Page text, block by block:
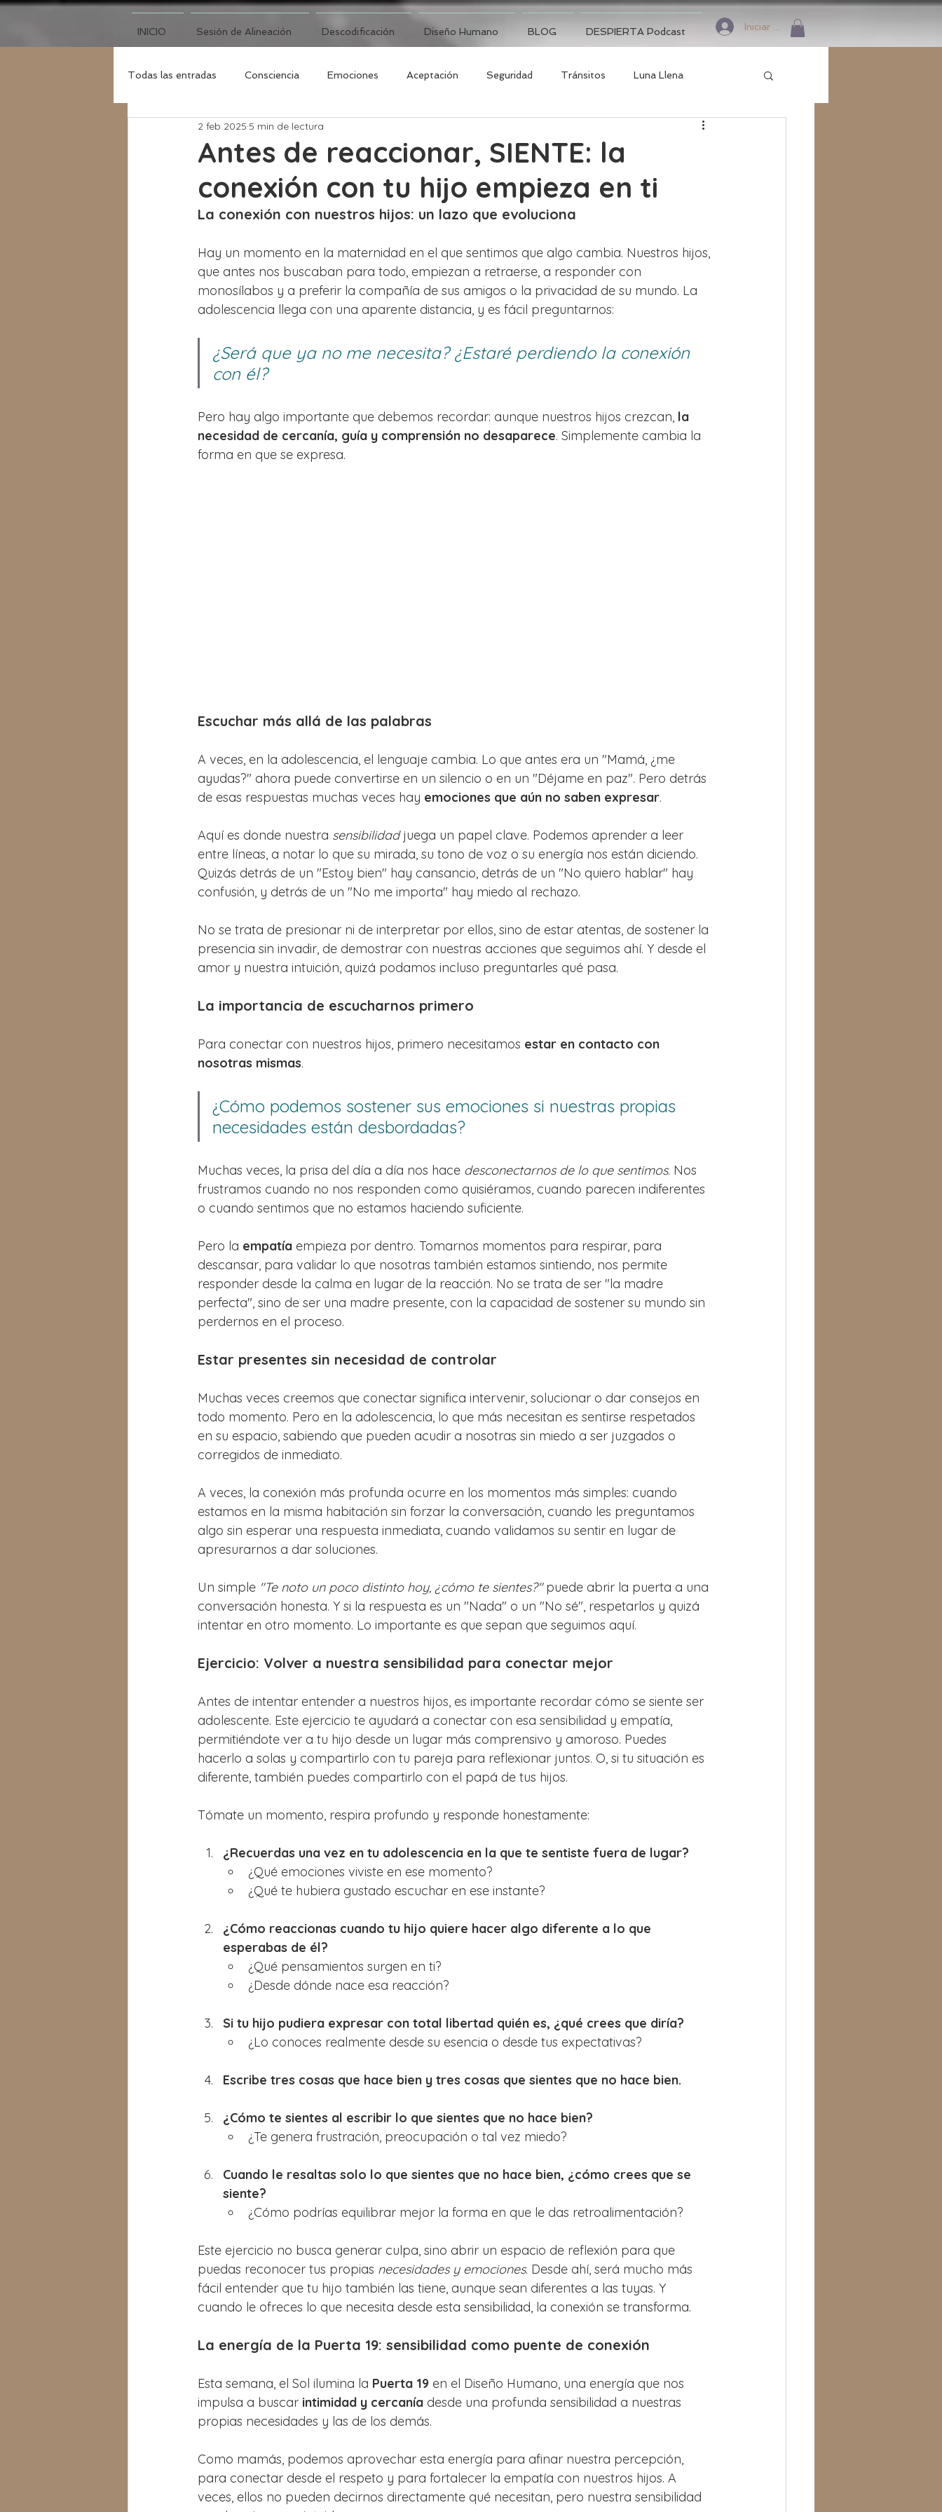
INICIO Sesión de Alineación Descodificación Diseño Humano BLOG DESPIERTA Podcast Iniciar sesión
Todas las entradas Consciencia Emociones Aceptación Seguridad Tránsitos Luna Llena
Luna Nueva
Antes de reaccionar, SIENTE: la
conexión con tu hijo empieza en ti
2 feb 2025 5 min de lectura
La conexión con nuestros hijos: un lazo que evoluciona
Hay un momento en la maternidad en el que sentimos que algo cambia. Nuestros hijos,
que antes nos buscaban para todo, empiezan a retraerse, a responder con
monosílabos y a preferir la compañía de sus amigos o la privacidad de su mundo. La
adolescencia llega con una aparente distancia, y es fácil preguntarnos:
¿Será que ya no me necesita? ¿Estaré perdiendo la conexión
con él?
Pero hay algo importante que debemos recordar: aunque nuestros hijos crezcan, la
necesidad de cercanía, guía y comprensión no desaparece. Simplemente cambia la
forma en que se expresa.
Escuchar más allá de las palabras
A veces, en la adolescencia, el lenguaje cambia. Lo que antes era un "Mamá, ¿me
ayudas?" ahora puede convertirse en un silencio o en un "Déjame en paz". Pero detrás
de esas respuestas muchas veces hay emociones que aún no saben expresar.
Aquí es donde nuestra sensibilidad juega un papel clave. Podemos aprender a leer
entre líneas, a notar lo que su mirada, su tono de voz o su energía nos están diciendo.
Quizás detrás de un "Estoy bien" hay cansancio, detrás de un "No quiero hablar" hay
confusión, y detrás de un "No me importa" hay miedo al rechazo.
No se trata de presionar ni de interpretar por ellos, sino de estar atentas, de sostener la
presencia sin invadir, de demostrar con nuestras acciones que seguimos ahí. Y desde el
amor y nuestra intuición, quizá podamos incluso preguntarles qué pasa.
La importancia de escucharnos primero
Para conectar con nuestros hijos, primero necesitamos estar en contacto con
nosotras mismas.
¿Cómo podemos sostener sus emociones si nuestras propias
necesidades están desbordadas?
Muchas veces, la prisa del día a día nos hace desconectarnos de lo que sentimos. Nos
frustramos cuando no nos responden como quisiéramos, cuando parecen indiferentes
o cuando sentimos que no estamos haciendo suficiente.
Pero la empatía empieza por dentro. Tomarnos momentos para respirar, para
descansar, para validar lo que nosotras también estamos sintiendo, nos permite
responder desde la calma en lugar de la reacción. No se trata de ser "la madre
perfecta", sino de ser una madre presente, con la capacidad de sostener su mundo sin
perdernos en el proceso.
Estar presentes sin necesidad de controlar
Muchas veces creemos que conectar significa intervenir, solucionar o dar consejos en
todo momento. Pero en la adolescencia, lo que más necesitan es sentirse respetados
en su espacio, sabiendo que pueden acudir a nosotras sin miedo a ser juzgados o
corregidos de inmediato.
A veces, la conexión más profunda ocurre en los momentos más simples: cuando
estamos en la misma habitación sin forzar la conversación, cuando les preguntamos
algo sin esperar una respuesta inmediata, cuando validamos su sentir en lugar de
apresurarnos a dar soluciones.
Un simple "Te noto un poco distinto hoy, ¿cómo te sientes?" puede abrir la puerta a una
conversación honesta. Y si la respuesta es un "Nada" o un "No sé", respetarlos y quizá
intentar en otro momento. Lo importante es que sepan que seguimos aquí.
Ejercicio: Volver a nuestra sensibilidad para conectar mejor
Antes de intentar entender a nuestros hijos, es importante recordar cómo se siente ser
adolescente. Este ejercicio te ayudará a conectar con esa sensibilidad y empatía,
permitiéndote ver a tu hijo desde un lugar más comprensivo y amoroso. Puedes
hacerlo a solas y compartirlo con tu pareja para reflexionar juntos. O, si tu situación es
diferente, también puedes compartirlo con el papá de tus hijos.
Tómate un momento, respira profundo y responde honestamente:
¿Recuerdas una vez en tu adolescencia en la que te sentiste fuera de lugar?
¿Qué emociones viviste en ese momento?
¿Qué te hubiera gustado escuchar en ese instante?
¿Cómo reaccionas cuando tu hijo quiere hacer algo diferente a lo que
esperabas de él?
¿Qué pensamientos surgen en ti?
¿Desde dónde nace esa reacción?
Si tu hijo pudiera expresar con total libertad quién es, ¿qué crees que diría?
¿Lo conoces realmente desde su esencia o desde tus expectativas?
Escribe tres cosas que hace bien y tres cosas que sientes que no hace bien.
¿Cómo te sientes al escribir lo que sientes que no hace bien?
¿Te genera frustración, preocupación o tal vez miedo?
Cuando le resaltas solo lo que sientes que no hace bien, ¿cómo crees que se
siente?
¿Cómo podrías equilibrar mejor la forma en que le das retroalimentación?
Este ejercicio no busca generar culpa, sino abrir un espacio de reflexión para que
puedas reconocer tus propias necesidades y emociones. Desde ahí, será mucho más
fácil entender que tu hijo también las tiene, aunque sean diferentes a las tuyas. Y
cuando le ofreces lo que necesita desde esta sensibilidad, la conexión se transforma.
La energía de la Puerta 19: sensibilidad como puente de conexión
Esta semana, el Sol ilumina la Puerta 19 en el Diseño Humano, una energía que nos
impulsa a buscar intimidad y cercanía desde una profunda sensibilidad a nuestras
propias necesidades y las de los demás.
Como mamás, podemos aprovechar esta energía para afinar nuestra percepción,
para conectar desde el respeto y para fortalecer la empatía con nuestros hijos. A
veces, ellos no pueden decirnos directamente qué necesitan, pero nuestra sensibilidad